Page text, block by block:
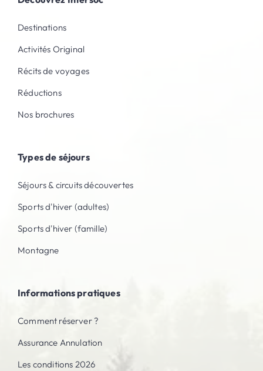
Destinations
Activités Original
Récits de voyages
Réductions
Nos brochures
Types de séjours
Séjours & circuits découvertes
Sports d'hiver (adultes)
Sports d'hiver (famille)
Montagne
Informations pratiques
Comment réserver ?
Assurance Annulation
Les conditions 2026